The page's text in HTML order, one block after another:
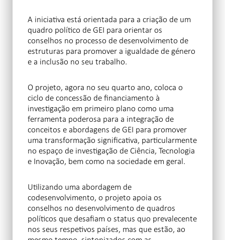
A iniciativa está orientada para a criação de um
quadro político de GEI para orientar os
conselhos no processo de desenvolvimento de
estruturas para promover a igualdade de género
e a inclusão no seu trabalho.
O projeto, agora no seu quarto ano, coloca o
ciclo de concessão de financiamento à
investigação em primeiro plano como uma
ferramenta poderosa para a integração de
conceitos e abordagens de GEI para promover
uma transformação significativa, particularmente
no espaço de investigação de Ciência, Tecnologia
e Inovação, bem como na sociedade em geral.
Utilizando uma abordagem de
codesenvolvimento, o projeto apoia os
conselhos no desenvolvimento de quadros
políticos que desafiam o status quo prevalecente
nos seus respetivos países, mas que estão, ao